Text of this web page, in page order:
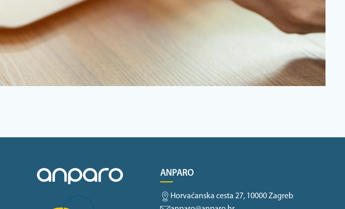
ANPARO
Horvaćanska cesta 27, 10000 Zagreb